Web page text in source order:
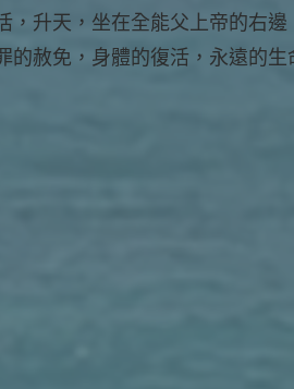
升天，坐在全能父上帝的右
赦免，身體的復活，永遠的生